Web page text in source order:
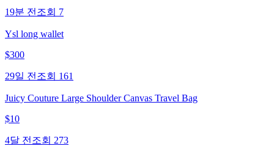
19분 전 조회 7
Ysl long wallet
$300
29일 전 조회 161
Juicy Couture Large Shoulder Canvas Travel Bag
$10
4달 전 조회 273